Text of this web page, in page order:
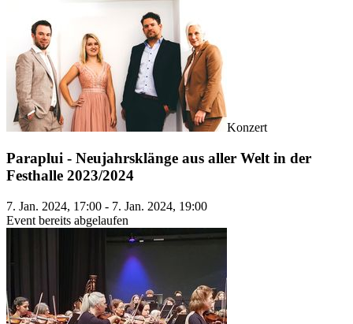
Konzert
Paraplui - Neujahrsklänge aus aller Welt in der
Festhalle 2023/2024
7. Jan. 2024, 17:00 - 7. Jan. 2024, 19:00
Event bereits abgelaufen